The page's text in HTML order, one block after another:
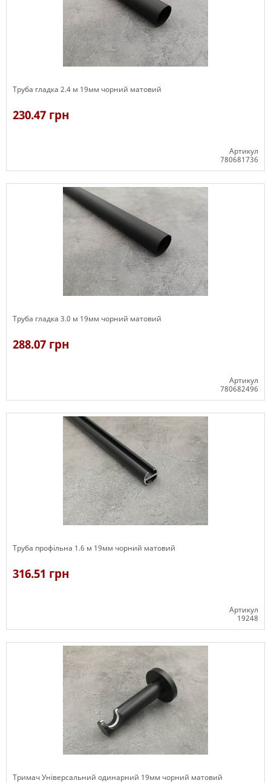
Труба гладка 2.4 м 19мм чорний матовий
230.47 грн
Артикул
780681736
Труба гладка 3.0 м 19мм чорний матовий
288.07 грн
Артикул
780682496
Труба профільна 1.6 м 19мм чорний матовий
316.51 грн
Артикул
19248
Тримач Універсальний одинарний 19мм чорний матовий